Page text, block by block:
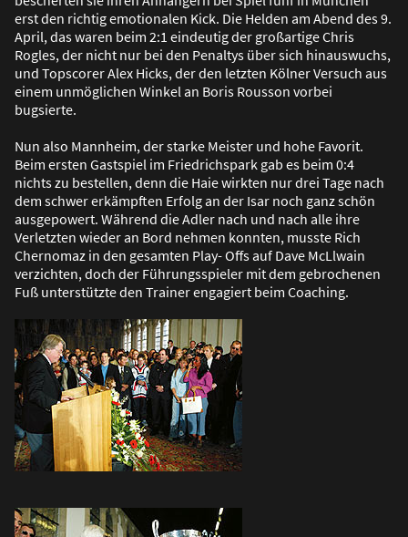
erst den richtig emotionalen Kick. Die Helden am Abend des 9.
April, das waren beim 2:1 eindeutig der großartige Chris
Rogles, der nicht nur bei den Penaltys über sich hinauswuchs,
und Topscorer Alex Hicks, der den letzten Kölner Versuch aus
einem unmöglichen Winkel an Boris Rousson vorbei
bugsierte.
Nun also Mannheim, der starke Meister und hohe Favorit.
Beim ersten Gastspiel im Friedrichspark gab es beim 0:4
nichts zu bestellen, denn die Haie wirkten nur drei Tage nach
dem schwer erkämpften Erfolg an der Isar noch ganz schön
ausgepowert. Während die Adler nach und nach alle ihre
Verletzten wieder an Bord nehmen konnten, musste Rich
Chernomaz in den gesamten Play- Offs auf Dave McLlwain
verzichten, doch der Führungsspieler mit dem gebrochenen
Fuß unterstützte den Trainer engagiert beim Coaching.